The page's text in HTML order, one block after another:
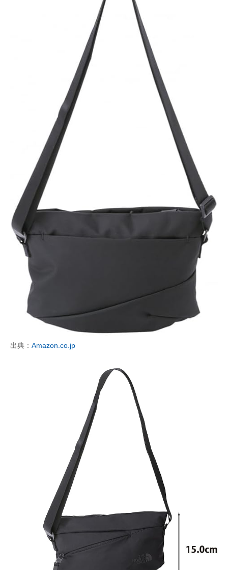
出典： Amazon.co.jp